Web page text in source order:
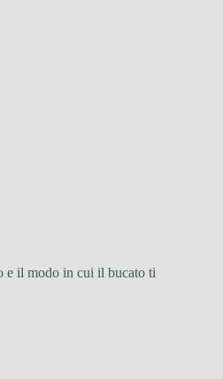
e il modo in cui il bucato ti